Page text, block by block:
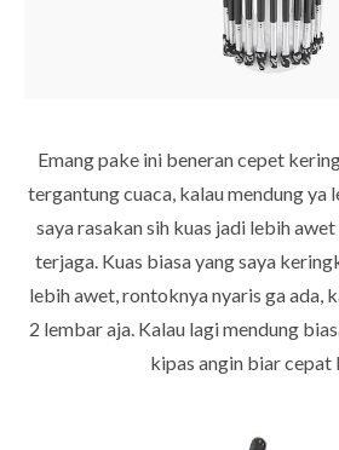
Emang pake ini beneran cepet
tergantung cuaca, kalau mendung ya
saya rasakan sih kuas jadi lebih
terjaga. Kuas biasa yang saya
lebih awet, rontoknya nyaris ga ada,
2 lembar aja. Kalau lagi mendung
kipas angin biar cepat